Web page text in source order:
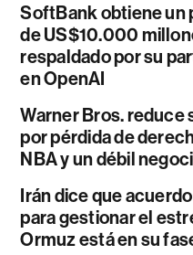
SoftBank obtiene un
de US$10.000
respaldado por su
en OpenAI
Warner Bros. reduce
por pérdida de
NBA y un débil
Irán dice que
para gestionar el
Ormuz está en su